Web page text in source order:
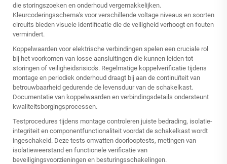
die storingszoeken en onderhoud vergemakkelijken.
Kleurcoderingsschema's voor verschillende voltage niveaus en soorten
circuits bieden visuele identificatie die de veiligheid verhoogt en fouten
vermindert.
Koppelwaarden voor elektrische verbindingen spelen een cruciale rol
bij het voorkomen van losse aansluitingen die kunnen leiden tot
storingen of veiligheidsrisico's. Regelmatige koppelverificatie tijdens
montage en periodiek onderhoud draagt bij aan de continuïteit van
betrouwbaarheid gedurende de levensduur van de schakelkast.
Documentatie van koppelwaarden en verbindingsdetails ondersteunt
kwaliteitsborgingsprocessen.
Testprocedures tijdens montage controleren juiste bedrading, isolatie-
integriteit en componentfunctionaliteit voordat de schakelkast wordt
ingeschakeld. Deze tests omvatten doorlooptests, metingen van
isolatieweerstand en functionele verificatie van
beveiligingsvoorzieningen en besturingsschakelingen.